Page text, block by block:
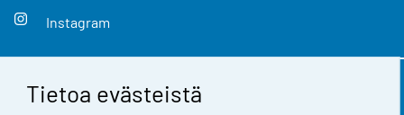
Tietoa evästeistä
Instagram
Yhteystiedot